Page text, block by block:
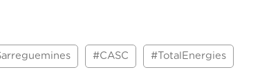
#CASC #TotalEnergies